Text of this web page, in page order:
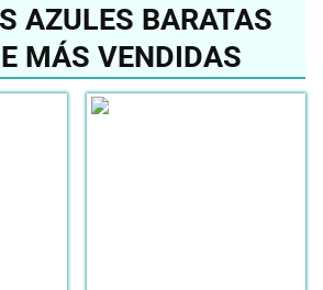
AZULES BARATAS
MÁS VENDIDAS